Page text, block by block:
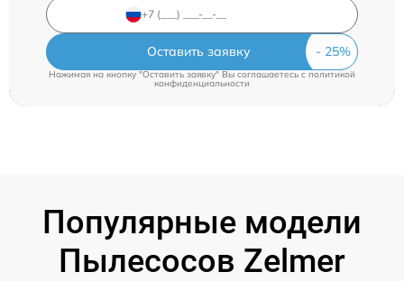
Оставить заявку
Нажимая на кнопку "Оставить заявку" Вы соглашаетесь cполитикой
конфиденциальности
Популярные модели
Пылесосов Zelmer